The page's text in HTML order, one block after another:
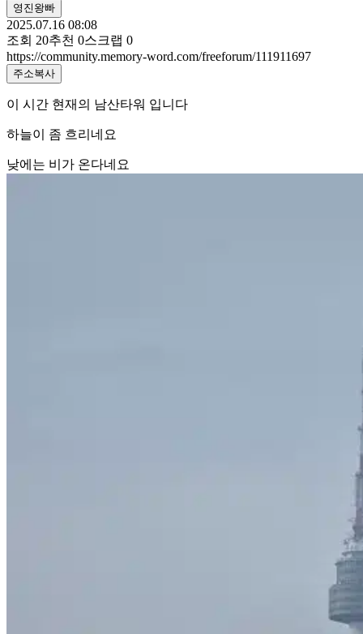
영진왕빠
2025.07.16 08:08
조회 20추천 0스크랩 0
https://community.memory-word.com/freeforum/111911697
주소복사
이 시간 현재의 남산타워 입니다
하늘이 좀 흐리네요
낮에는 비가 온다네요